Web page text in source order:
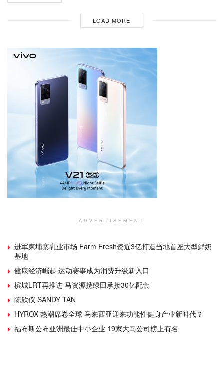
LOAD MORE
ADVERTISEMENT
进军柬埔寨乳业市场 Farm Fresh资近3亿打造当地首座大型鲜奶
基地
健康经济崛起 运动赛事成为消费升级新入口
槟城LRT再推进 马资源携绿田承接30亿配套
陈欣仪 SANDY TAN
HYROX 热潮席卷全球 马来西亚迎来功能性健身产业新时代？
福布斯公布亚洲最佳中小企业 19家大马公司榜上有名